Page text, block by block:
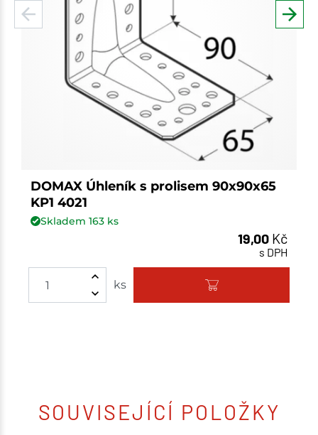
DOMAX Úhleník s prolisem 90x90x65
KP1 4021
Skladem 163ks
19,00 Kč
s DPH
ks
SOUVISEJÍCÍ POLOŽKY